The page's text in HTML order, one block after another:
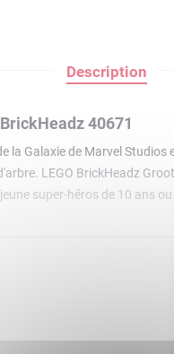
Description
40671
la Galaxie de Marvel
LEGO BrickHeadz
super-héros de 10 ans ou